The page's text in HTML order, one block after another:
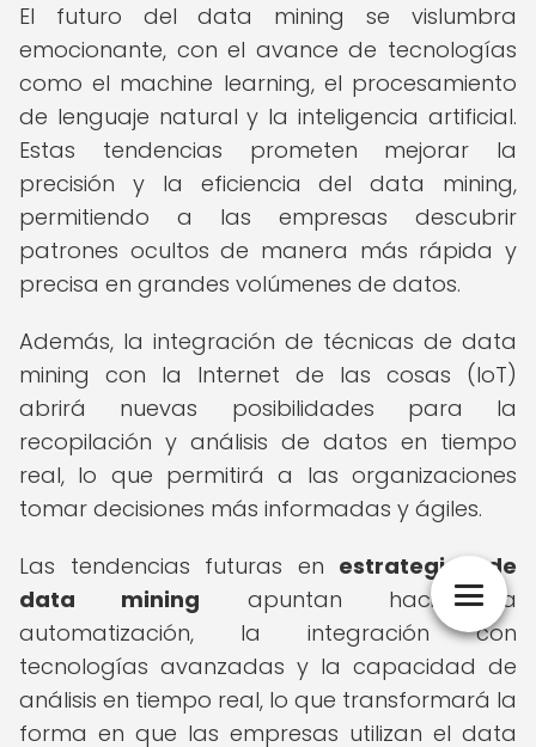
El futuro del data mining se vislumbra
emocionante, con el avance de tecnologías
como el machine learning, el procesamiento
de lenguaje natural y la inteligencia artificial.
Estas tendencias prometen mejorar la
precisión y la eficiencia del data mining,
permitiendo a las empresas descubrir
patrones ocultos de manera más rápida y
precisa en grandes volúmenes de datos.
Además, la integración de técnicas de data
mining con la Internet de las cosas (IoT)
abrirá nuevas posibilidades para la
recopilación y análisis de datos en tiempo
real, lo que permitirá a las organizaciones
tomar decisiones más informadas y ágiles.
Las tendencias futuras en estrategias de
data mining apuntan hacia la
automatización, la integración con
tecnologías avanzadas y la capacidad de
análisis en tiempo real, lo que transformará la
forma en que las empresas utilizan el data